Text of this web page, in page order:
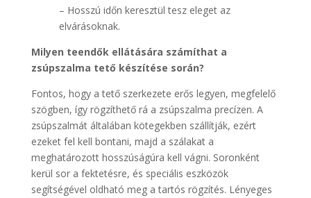
– Hosszú időn keresztül tesz eleget az
elvárásoknak.
Milyen teendők ellátására számíthat a
zsúpszalma tető készítése során?
Fontos, hogy a tető szerkezete erős legyen, megfelelő
szögben, így rögzíthető rá a zsúpszalma precízen. A
zsúpszalmát általában kötegekben szállítják, ezért
ezeket fel kell bontani, majd a szálakat a
meghatározott hosszúságúra kell vágni. Soronként
kerül sor a fektetésre, és speciális eszközök
segítségével oldható meg a tartós rögzítés. Lényeges